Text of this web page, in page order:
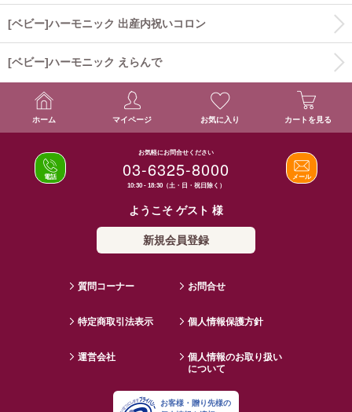
[ベビー]ハーモニック 出産内祝いコロン
[ベビー]ハーモニック えらんで
ホーム マイページ お気に入り カートを見る
お気軽にお問合せください
03-6325-8000
10:30 - 18:30（土・日・祝日除く）
電話 メール
ようこそ ゲスト 様
新規会員登録
質問コーナー お問合せ
特定商取引法表示 個人情報保護方針
運営会社
個人情報のお取り扱い
について
お客様・贈り先様の